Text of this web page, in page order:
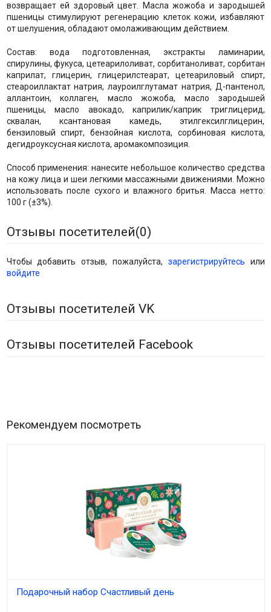
возвращает ей здоровый цвет. Масла жожоба и зародышей
пшеницы стимулируют регенерацию клеток кожи, избавляют
от шелушения, обладают омолаживающим действием.
Состав: вода подготовленная, экстракты ламинарии,
спирулины, фукуса, цетеарилоливат, сорбитаноливат, сорбитан
каприлат, глицерин, глицерилстеарат, цетеариловый спирт,
стеароиллактат натрия, лауроилглутамат натрия, Д-пантенол,
аллантоин, коллаген, масло жожоба, масло зародышей
пшеницы, масло авокадо, каприлик/каприк триглицерид,
сквалан, ксантановая камедь, этилгексилглицерин,
бензиловый спирт, бензойная кислота, сорбиновая кислота,
дегидроуксусная кислота, аромакомпозиция.
Способ применения: нанесите небольшое количество средства
на кожу лица и шеи легкими массажными движениями. Можно
использовать после сухого и влажного бритья. Масса нетто:
100 г (±3%).
Отзывы посетителей(0)
Чтобы добавить отзыв, пожалуйста, зарегистрируйтесь или
войдите
Отзывы посетителей VK
Отзывы посетителей Facebook
Рекомендуем посмотреть
Подарочный набор Счастливый день